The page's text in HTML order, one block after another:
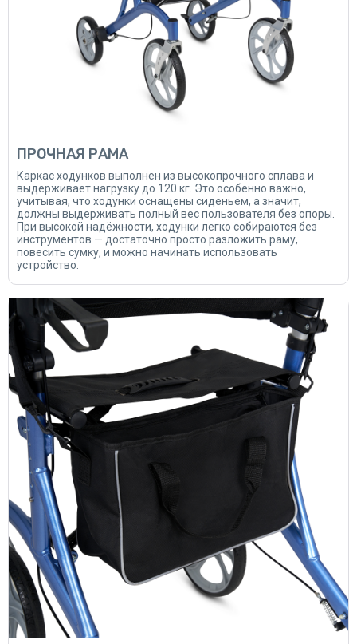
ПРОЧНАЯ РАМА
Каркас ходунков выполнен из высокопрочного сплава и
выдерживает нагрузку до 120 кг. Это особенно важно,
учитывая, что ходунки оснащены сиденьем, а значит,
должны выдерживать полный вес пользователя без опоры.
При высокой надёжности, ходунки легко собираются без
инструментов — достаточно просто разложить раму,
повесить сумку, и можно начинать использовать
устройство.